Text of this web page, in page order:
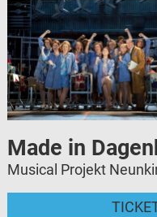
Made in
Musical Projekt